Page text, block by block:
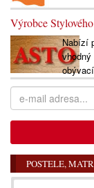
Výrobce
Nabízí
vhodný
POSTELE,